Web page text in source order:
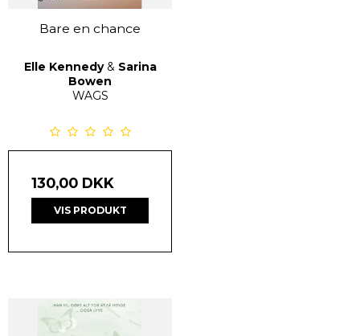
Bare en chance
Elle Kennedy & Sarina
Bowen
WAGS
130,00 DKK
VIS PRODUKT